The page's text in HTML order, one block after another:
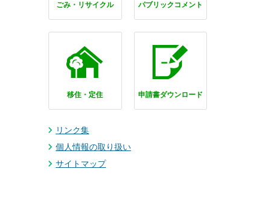
ごみ・リサイクル パブリックコメント
移住・定住 申請書ダウンロード
リンク集
個人情報の取り扱い
サイトマップ